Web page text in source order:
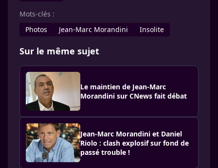
Mots-clés :
Photos
Jean-Marc Morandini Insolite
Sur le même sujet
Le maintien de Jean-Marc
Morandini sur CNews fait débat
Jean-Marc Morandini et Daniel
Riolo : clash explosif sur fond de
passé trouble !